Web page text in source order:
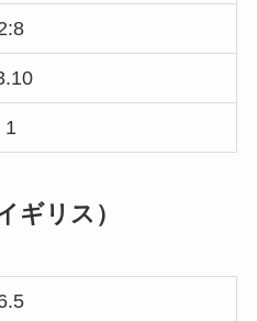
1
ギリス）